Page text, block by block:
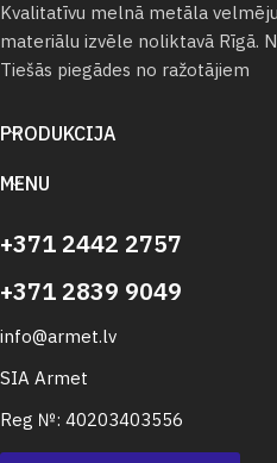
Kvalitatīvu melnā metāla
materiālu izvēle noliktavā Rīgā.
Tiešās piegādes no ražotājiem
PRODUKCIJA
MENU
+371 2442 2757
+371 2839 9049
info@armet.lv
SIA Armet
Reg №: 40203403556